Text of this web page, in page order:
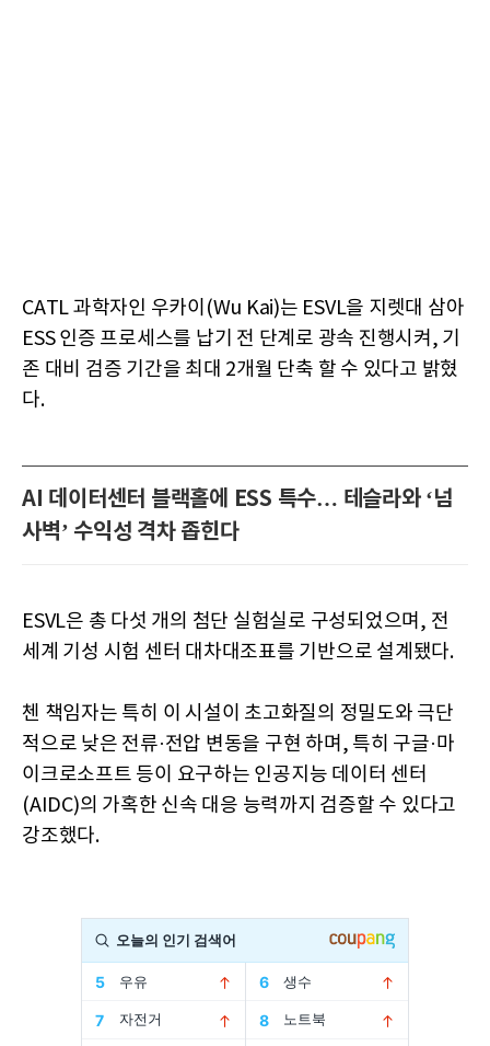
CATL 과학자인 우카이(Wu Kai)는 ESVL을 지렛대 삼아
ESS 인증 프로세스를 납기 전 단계로 광속 진행시켜, 기
존 대비 검증 기간을 최대 2개월 단축 할 수 있다고 밝혔
다.
AI 데이터센터 블랙홀에 ESS 특수… 테슬라와 ‘넘
사벽’ 수익성 격차 좁힌다
ESVL은 총 다섯 개의 첨단 실험실로 구성되었으며, 전
세계 기성 시험 센터 대차대조표를 기반으로 설계됐다.
첸 책임자는 특히 이 시설이 초고화질의 정밀도와 극단
적으로 낮은 전류·전압 변동을 구현 하며, 특히 구글·마
이크로소프트 등이 요구하는 인공지능 데이터 센터
(AIDC)의 가혹한 신속 대응 능력까지 검증할 수 있다고
강조했다.